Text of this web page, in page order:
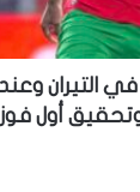
التيران
أول